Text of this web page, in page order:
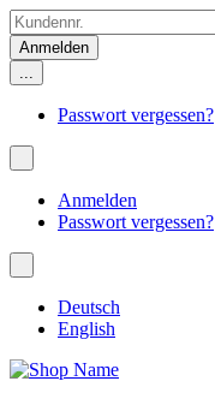
...
Passwort vergessen?
Anmelden
Passwort vergessen?
Deutsch
English